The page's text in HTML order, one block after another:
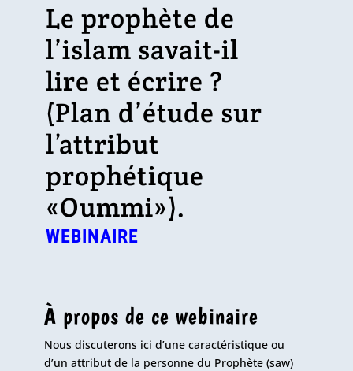
Le prophète de
l’islam savait-il
lire et écrire ?
(Plan d’étude sur
l’attribut
prophétique
«Oummi»).
WEBINAIRE
À propos de ce webinaire
Nous discuterons ici d’une caractéristique ou
d’un attribut de la personne du Prophète (saw)